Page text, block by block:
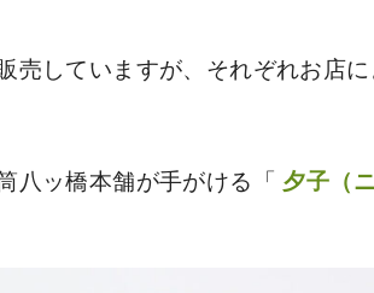
売していますが、それぞれお店
八ッ橋本舗が手がける「 夕子（